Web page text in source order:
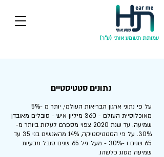
עמותת תשמע אותי (ע"ר)
נתונים סטטיסטיים
על פי נתוני ארגון הבריאות העולמי, יותר מ -5%
מאוכלוסיית העולם - 360 מיליון איש - סובלים מאובדן
שמיעה. עד שנת 2020 צפוי מספרם לעלות ביותר מ-
30%. על פי הסטטיסטיקה, 14% מהאנשים בני 35 עד
65 שנים ו -30% - מעל גיל 65 שנים סובל מבעיות
שמיעה מסוג כלשהו.